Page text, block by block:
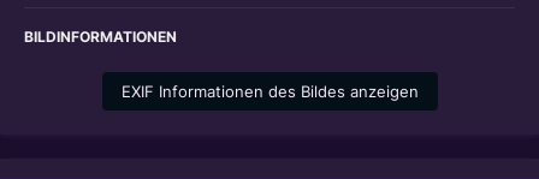
BILDINFORMATIONEN
EXIF Informationen des Bildes anzeigen